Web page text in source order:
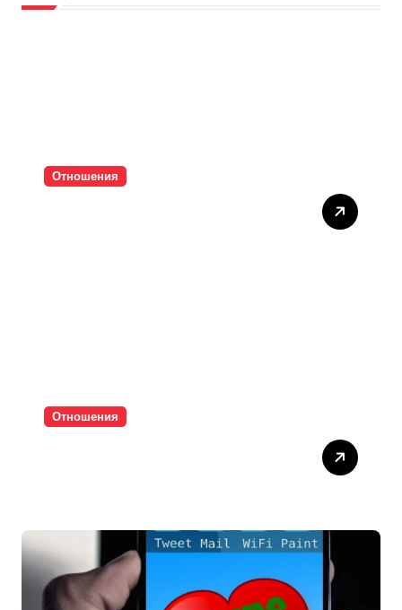
Отношения
Отношения